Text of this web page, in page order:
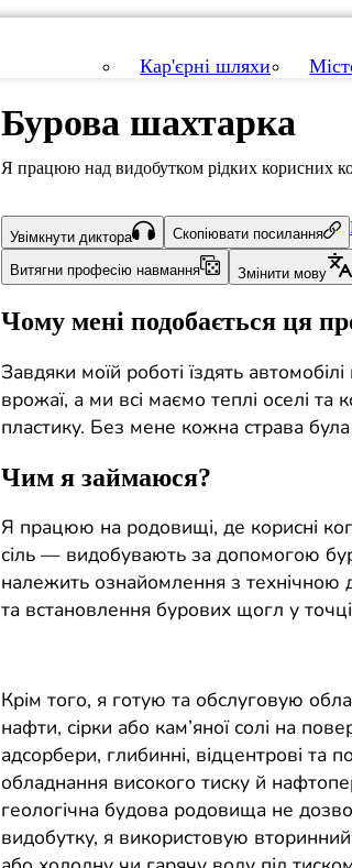
Кар'єрні шляхи
Бурова шахтарка
Я працюю над видобутком рідких корисних
Увімкнути диктора Скопіювати посилання
Витягни професію навмання Змінити мову
Чому мені подобається ця
Завдяки моїй роботі їздять
врожаї, а ми всі маємо теплі оселі та
пластику. Без мене кожна страва
Чим я займаюся?
Я працюю на родовищі, де корисні
сіль — видобувають за допомогою
належить ознайомлення з технічною
та встановлення бурових щогл у
Крім того, я готую та обслуговую
нафти, сірки або кам’яної солі на
адсорбери, глибинні, відцентрові та
обладнання високого тиску й
геологічна будова родовища не
видобутку, я використовую